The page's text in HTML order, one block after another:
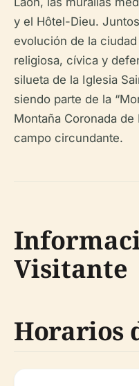
y el Hôtel-Dieu.
evolución de la
religiosa, cívica y
silueta de la Iglesia
siendo parte de la
Montaña Coronada
campo circundante.
Visitante
Horarios